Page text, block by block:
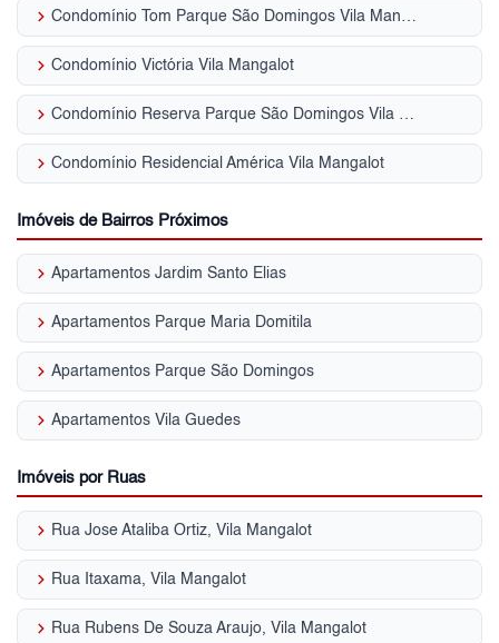
keyboard_arrow_right Condomínio Tom Parque São Domingos Vila Mangalot
keyboard_arrow_right Condomínio Victória Vila Mangalot
keyboard_arrow_right Condomínio Reserva Parque São Domingos Vila Mangalot
keyboard_arrow_right Condomínio Residencial América Vila Mangalot
Imóveis de Bairros Próximos
keyboard_arrow_right Apartamentos Jardim Santo Elias
keyboard_arrow_right Apartamentos Parque Maria Domitila
keyboard_arrow_right Apartamentos Parque São Domingos
keyboard_arrow_right Apartamentos Vila Guedes
Imóveis por Ruas
keyboard_arrow_right Rua Jose Ataliba Ortiz, Vila Mangalot
keyboard_arrow_right Rua Itaxama, Vila Mangalot
keyboard_arrow_right Rua Rubens De Souza Araujo, Vila Mangalot